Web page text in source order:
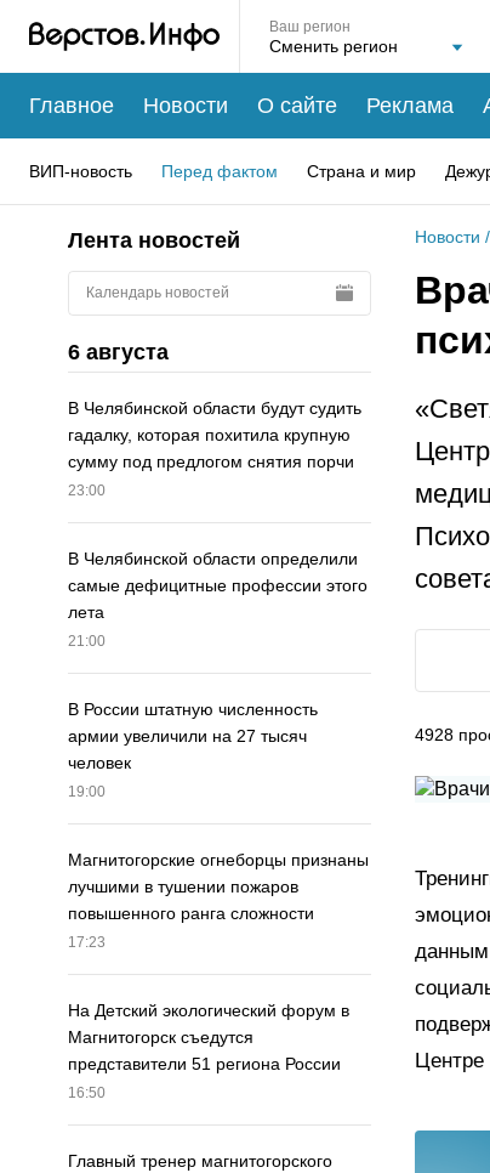
Ваш регион
Главное Новости О сайте Реклама
ВИП-новость Перед фактом Страна и мир
Лента новостей
Календарь новостей
6 августа
В Челябинской области будут судить
гадалку, которая похитила крупную
сумму под предлогом снятия порчи
23:00
В Челябинской области определили
самые дефицитные профессии этого
лета
21:00
В России штатную численность
армии увеличили на 27 тысяч
человек
19:00
Магнитогорские огнеборцы признаны
лучшими в тушении пожаров
повышенного ранга сложности
17:23
На Детский экологический форум в
Магнитогорск съедутся
представители 51 региона России
16:50
Главный тренер магнитогорского
Новости /
4928
Центре